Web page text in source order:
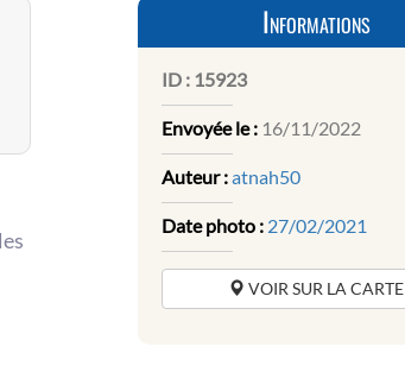
Informations
ID : 15923
Envoyée le : 16/11/2022
Auteur :atnah50
Date photo : 27/02/2021
VOIR SUR LA CARTE